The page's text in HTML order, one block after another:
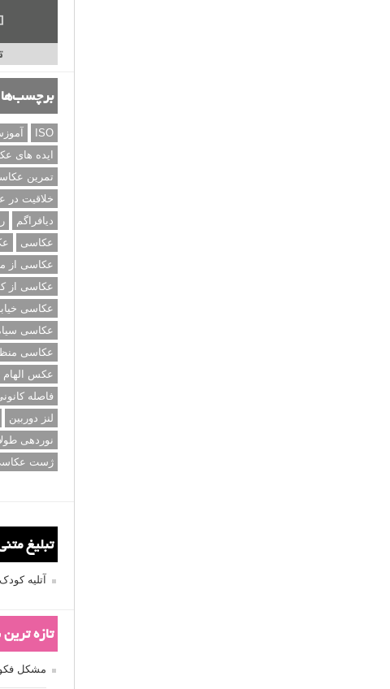
برچسب‌ها
ISO
ایده های
تمرین
خلاقیت در
دیافراگم
عکاسی
عکاسی از
عکاسی از
عکاسی
عکاسی
عکاسی
عکس
فاصله
لنز دوربین
نوردهی
ژست
تبلیغ
آتلیه
تازه
مشکل فکوس در